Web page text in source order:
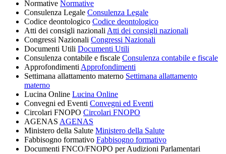
Normative Normative
Consulenza Legale Consulenza Legale
Codice deontologico Codice deontologico
Atti dei consigli nazionali Atti dei consigli nazionali
Congressi Nazionali Congressi Nazionali
Documenti Utili Documenti Utili
Consulenza contabile e fiscale Consulenza contabile e fiscale
Approfondimenti Approfondimenti
Settimana allattamento materno Settimana allattamento
materno
Lucina Online Lucina Online
Convegni ed Eventi Convegni ed Eventi
Circolari FNOPO Circolari FNOPO
AGENAS AGENAS
Ministero della Salute Ministero della Salute
Fabbisogno formativo Fabbisogno formativo
Documenti FNCO/FNOPO per Audizioni Parlamentari